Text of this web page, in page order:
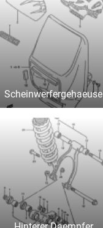
Scheinwerfergehaeuse